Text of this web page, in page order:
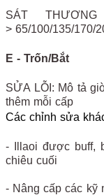
SÁT
> 65/100/135/170/
E - Trốn/Bắt
SỬA LỖI: Mô tả
thêm mỗi cấp
Các chỉnh sửa
- Illaoi được buff,
chiêu cuối
- Nâng cấp các kỹ